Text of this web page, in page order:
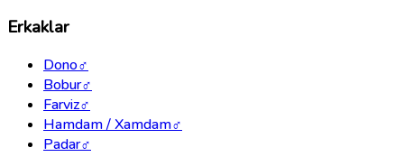
Erkaklar
Dono♂
Bobur♂
Farviz♂
Hamdam / Xamdam♂
Padar♂